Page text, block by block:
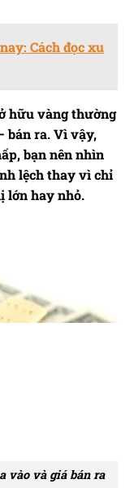
Cách đọc xu
hữu vàng thường
bán ra. Vì vậy,
bạn nên nhìn
lệch thay vì chỉ
lớn hay nhỏ.
vào và giá bán ra